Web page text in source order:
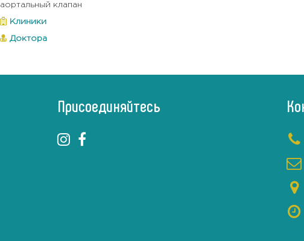
аортальный клапан
Клиники
Доктора
Присоединяйтесь